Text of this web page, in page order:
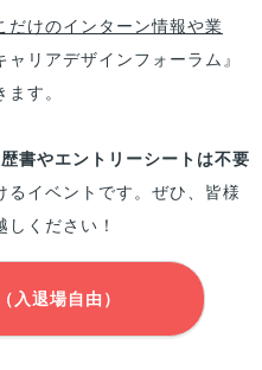
だけのインターン情報や業
ャリアデザインフォーラム』
す。
書やエントリーシートは不要
イベントです。ぜひ、 皆様
ください！
入退場自由）